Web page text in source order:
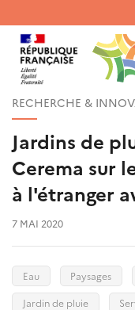
RECHERCHER UN MOT-CLÉ,
QUE RECHERCHEZ-
RECHERCHE &
Jardins de
Cerema sur
à l'étranger
7 MAI 2020
Eau Paysages
Jardin de pluie